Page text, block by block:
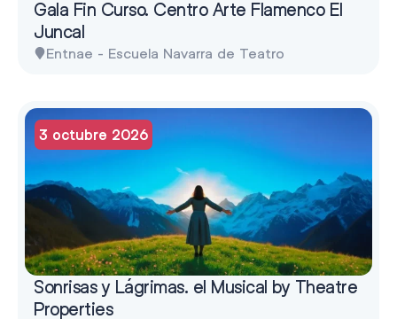
Gala Fin Curso. Centro Arte Flamenco El
Juncal
Entnae - Escuela Navarra de Teatro
3 octubre 2026
Sonrisas y Lágrimas. el Musical by Theatre
Properties